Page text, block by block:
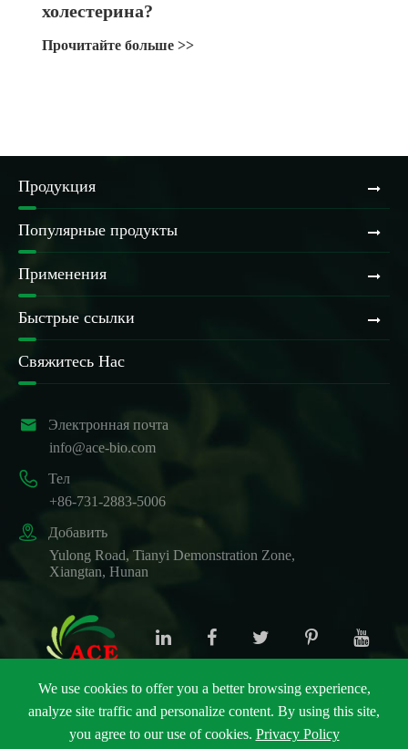
холестерина?
Прочитайте больше >>
Продукция
Популярные продукты
Применения
Быстрые ссылки
Свяжитесь Нас

Электронная почта
info@ace-bio.com

Тел
+86-731-2883-5006

Добавить
Yulong Road, Tianyi Demonstration Zone,
Xiangtan, Hunan
Авторские права ©ACE Biotechnology Co., Ltd.Все
права защищены.
We use cookies to offer you a better browsing experience,
analyze site traffic and personalize content. By using this site,
you agree to our use of cookies. Privacy Policy